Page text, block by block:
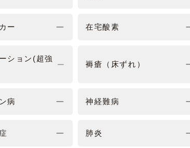
ー 在宅酸素
ション(超強
褥瘡（床ずれ）
病 神経難病
肺炎